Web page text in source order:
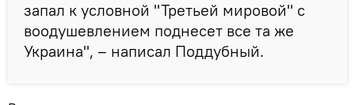
запал к условной "Третьей мировой" с
воодушевлением поднесет все та же
Украина", – написал Поддубный.